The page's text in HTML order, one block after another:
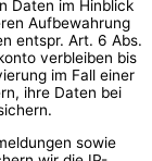
Daten im Hinblick
Aufbewahrung
entspr. Art. 6 Abs.
verbleiben bis
im Fall einer
ihre Daten bei
sowie